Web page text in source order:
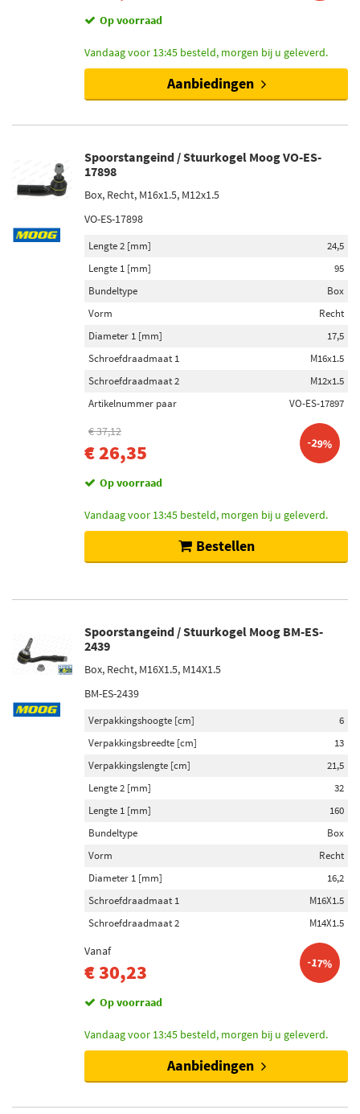
Op voorraad
Vandaag voor 13:45 besteld, morgen bij u geleverd.
Aanbiedingen
Spoorstangeind / Stuurkogel Moog VO-ES-
17898
Box, Recht, M16x1.5, M12x1.5
VO-ES-17898
Lengte 2 [mm]
24,5
Lengte 1 [mm]
95
Bundeltype
Box
Vorm
Recht
Diameter 1 [mm]
17,5
Schroefdraadmaat 1
M16x1.5
Schroefdraadmaat 2
M12x1.5
Artikelnummer paar
VO-ES-17897
€ 37,12
€ 26,35 -29%
Op voorraad
Vandaag voor 13:45 besteld, morgen bij u geleverd.
Bestellen
Spoorstangeind / Stuurkogel Moog BM-ES-
2439
Box, Recht, M16X1.5, M14X1.5
BM-ES-2439
Verpakkingshoogte [cm]
6
Verpakkingsbreedte [cm]
13
Verpakkingslengte [cm]
21,5
Lengte 2 [mm]
32
Lengte 1 [mm]
160
Bundeltype
Box
Vorm
Recht
Diameter 1 [mm]
16,2
Schroefdraadmaat 1
M16X1.5
Schroefdraadmaat 2
M14X1.5
Vanaf
€ 30,23 -17%
Op voorraad
Vandaag voor 13:45 besteld, morgen bij u geleverd.
Aanbiedingen